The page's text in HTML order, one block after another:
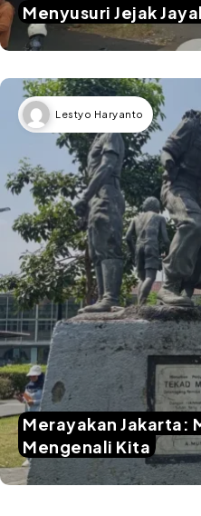
Menyusuri Jejak
Lestyo Haryanto
Merayakan Jakarta:
Mengenali Kita